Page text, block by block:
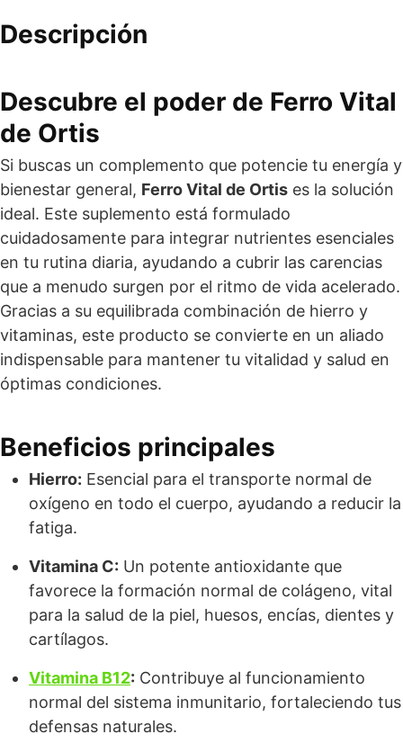
Descripción
Descubre el poder de Ferro Vital
de Ortis
Si buscas un complemento que potencie tu energía y
bienestar general, Ferro Vital de Ortis es la solución
ideal. Este suplemento está formulado
cuidadosamente para integrar nutrientes esenciales
en tu rutina diaria, ayudando a cubrir las carencias
que a menudo surgen por el ritmo de vida acelerado.
Gracias a su equilibrada combinación de hierro y
vitaminas, este producto se convierte en un aliado
indispensable para mantener tu vitalidad y salud en
óptimas condiciones.
Beneficios principales
Hierro: Esencial para el transporte normal de
oxígeno en todo el cuerpo, ayudando a reducir la
fatiga.
Vitamina C: Un potente antioxidante que
favorece la formación normal de colágeno, vital
para la salud de la piel, huesos, encías, dientes y
cartílagos.
Vitamina B12: Contribuye al funcionamiento
normal del sistema inmunitario, fortaleciendo tus
defensas naturales.